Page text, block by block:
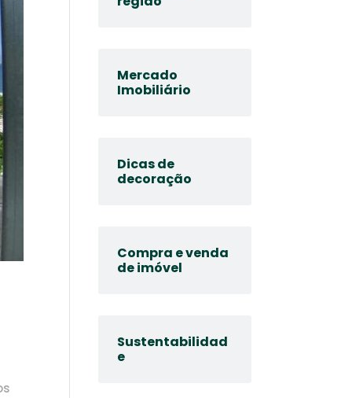
Mercado
Imobiliário
Dicas de
decoração
Compra e venda
de imóvel
Sustentabilidad
e